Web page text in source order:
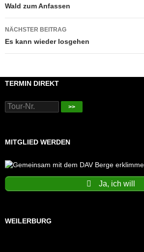
Wald zum Anfassen
NÄCHSTER BEITRAG
Es kann wieder losgehen
TERMIN DIREKT
>>
MITGLIED WERDEN
Ja, ich will
WEILERBURG